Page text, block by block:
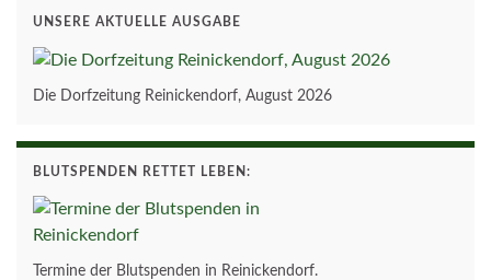
UNSERE AKTUELLE AUSGABE
Die Dorfzeitung Reinickendorf, August 2026
BLUTSPENDEN RETTET LEBEN:
Termine der Blutspenden in Reinickendorf.